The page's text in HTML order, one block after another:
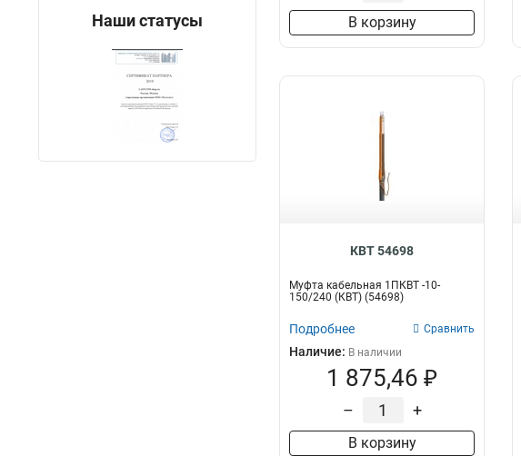
Наши статусы В корзину
КВТ 54698
Муфта кабельная 1ПКВТ -10-
150/240 (КВТ) (54698)
Подробнее Сравнить
Наличие: В наличии
1 875,46 ₽
– +
В корзину